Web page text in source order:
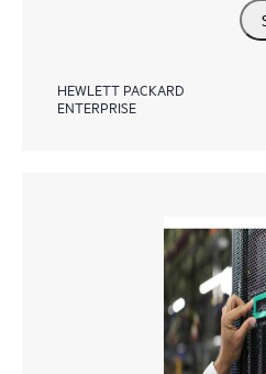
HEWLETT PACKARD
ENTERPRISE